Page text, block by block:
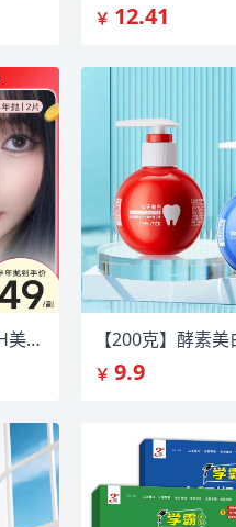
￥ 12.41
aisei爱谢领丽秀LALISH美瞳半年抛1片任选
￥ 9.9